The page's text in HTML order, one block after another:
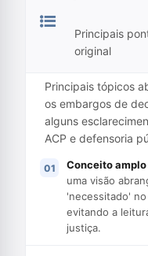
Principais
original
Principais tópicos
os embargos de
alguns
ACP e defensoria
Conceito
uma visão
'necessitado'
evitando a
justiça.